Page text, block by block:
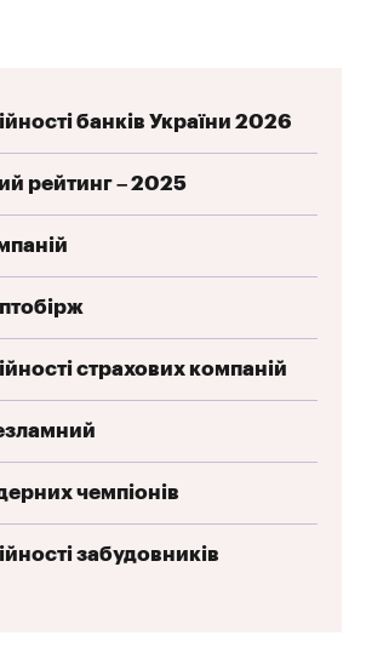
банків України 2026
рейтинг – 2025
страхових компаній
чемпіонів
забудовників